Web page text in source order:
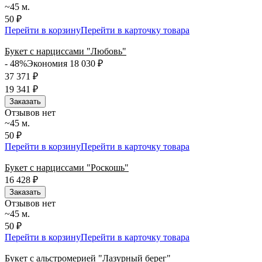
~45 м.
50 ₽
Перейти в корзинуПерейти в карточку товара
Букет с нарциссами "Любовь"
- 48%Экономия 18 030 ₽
37 371 ₽
19 341 ₽
Заказать
Отзывов нет
~45 м.
50 ₽
Перейти в корзинуПерейти в карточку товара
Букет с нарциссами "Роскошь"
16 428 ₽
Заказать
Отзывов нет
~45 м.
50 ₽
Перейти в корзинуПерейти в карточку товара
Букет с альстромерией "Лазурный берег"